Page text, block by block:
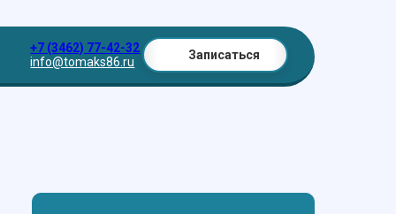
+7 (3462) 77-42-32
info@tomaks86.ru
Записаться